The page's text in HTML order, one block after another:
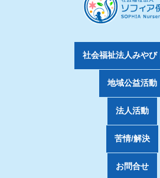
社会福祉法人みやび
地域公益活動
法人活動
苦情/解決
お問合せ